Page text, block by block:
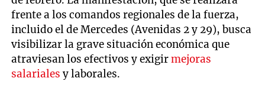
frente a los comandos regionales de la fuerza,
incluido el de Mercedes (Avenidas 2 y 29), busca
visibilizar la grave situación económica que
atraviesan los efectivos y exigirmejoras
salariales y laborales.